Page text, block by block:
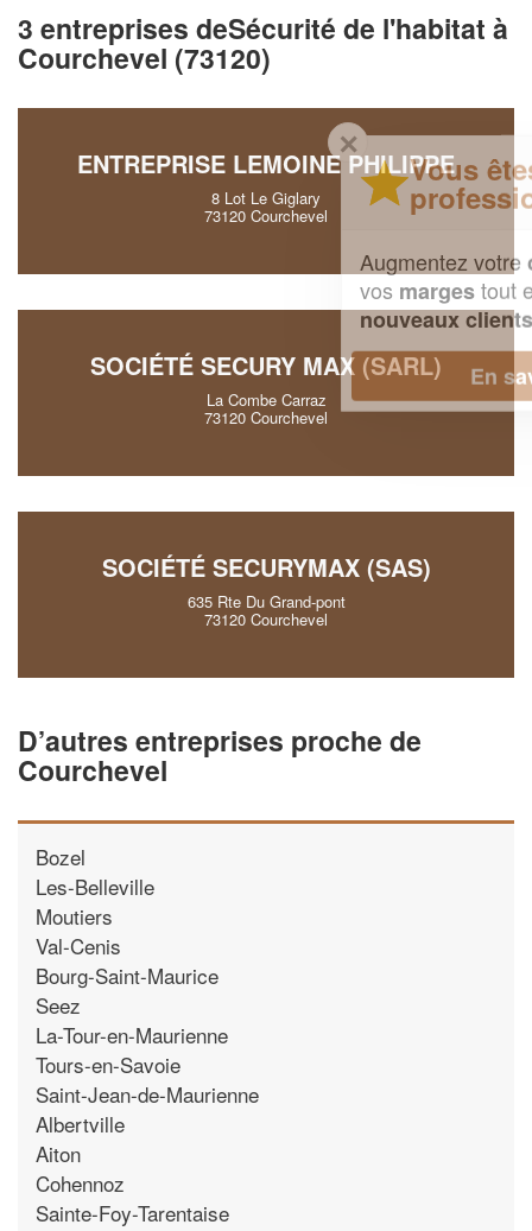
3 entreprises deSécurité de l'habitat à
Courchevel (73120)
ENTREPRISE LEMOINE PHILIPPE
8 Lot Le Giglary
73120 Courchevel
SOCIÉTÉ SECURY MAX (SARL)
La Combe Carraz
73120 Courchevel
SOCIÉTÉ SECURYMAX (SAS)
635 Rte Du Grand-pont
73120 Courchevel
D’autres entreprises proche de
Courchevel
Bozel
Les-Belleville
Moutiers
Val-Cenis
Bourg-Saint-Maurice
Seez
La-Tour-en-Maurienne
Tours-en-Savoie
Saint-Jean-de-Maurienne
Albertville
Aiton
Cohennoz
Sainte-Foy-Tarentaise
Vous êtes un
professionnel ?
chiffre d'affaireset
tout en gagnant de
nouveaux clients!
En savoir plus